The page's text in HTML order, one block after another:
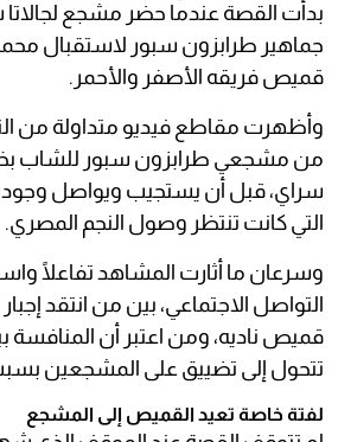
بدأت القصة عندما حضر مشجع لجالاتا
جماهير طرابزون سبور لاستقبال
قميص فريقه الأصفر والأحمر.
وأظهرت مقاطع فيديو متداولة من
من مشجعي طرابزون سبور للشاب
سراي، قبل أن يستجيب ويواصل
التي كانت تنتظر وصول النجم المصري.
وسرعان ما أثارت المشاهد تفاعلًا
التواصل الاجتماعي، بين من انتقد
قميص ناديه، ومن اعتبر أن المنافسة
تتحول إلى تضييق على المشجعين بسبب
لفتة خاصة تعيد القميص إلى المشجع